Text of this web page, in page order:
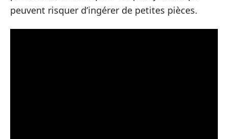
peuvent risquer d’ingérer de petites pièces.